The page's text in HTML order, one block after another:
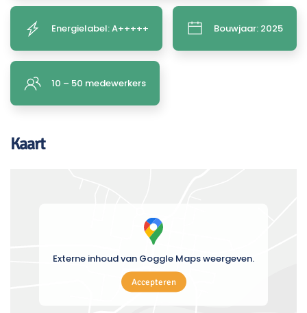
Energielabel: A+++++ Bouwjaar: 2025
10 – 50 medewerkers
Kaart
Externe inhoud van Goggle Maps weergeven.
Accepteren